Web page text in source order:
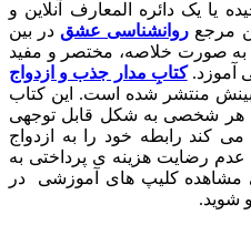
یا یک دائره المعارف آنلاین و
مرجع روانشناسی عشق در بین
صورت خلاصه، مختصر و مفید
آموزد.کتابِ مدار جذب و ازدواج
منتشر شده است. این کتاب
هر شخصی به شکل قابل توجهی
کند رابطه خود را به ازدواج
رضایت هزینه ی پرداختی به
کلیپ های آموزشی در
شوید.